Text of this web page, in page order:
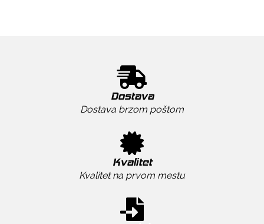
Dostava
Dostava brzom poštom
Kvalitet
Kvalitet na prvom mestu